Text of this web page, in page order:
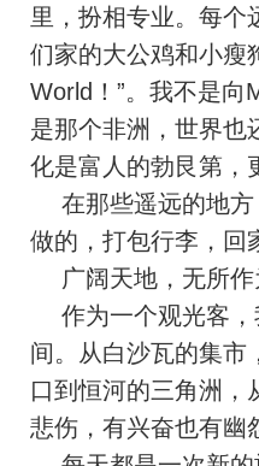
里，扮相专业。每个
们家的大公鸡和小瘦
World！”。我不是
是那个非洲，世界也
化是富人的勃艮第，
在那些遥远的地方
做的，打包行李，回
广阔天地，无所作
作为一个观光客，
间。从白沙瓦的集市
口到恒河的三角洲，
悲伤，有兴奋也有幽